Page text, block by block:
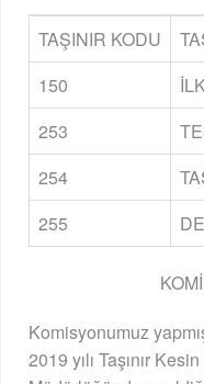
TAŞINIR KODU
150
253
254
255
Komisyonumuz
2019 yılı Taşınır